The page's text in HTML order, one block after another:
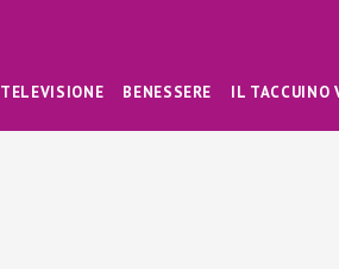
TELEVISIONE BENESSERE IL TACCUINO